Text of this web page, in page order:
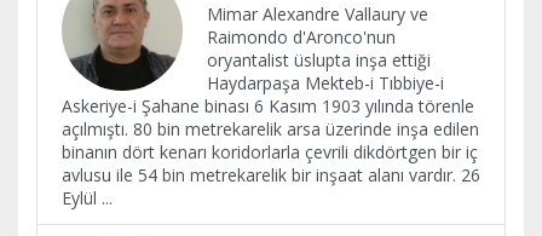
Mimar Alexandre Vallaury ve
Raimondo d'Aronco'nun
oryantalist üslupta inşa ettiği
Haydarpaşa Mekteb-i Tıbbiye-i
Askeriye-i Şahane binası 6 Kasım 1903 yılında törenle
açılmıştı. 80 bin metrekarelik arsa üzerinde inşa edilen
binanın dört kenarı koridorlarla çevrili dikdörtgen bir iç
avlusu ile 54 bin metrekarelik bir inşaat alanı vardır. 26
Eylül ...